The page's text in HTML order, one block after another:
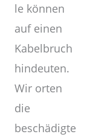
le können
auf einen
Kabelbruch
hindeuten.
Wir orten
die
beschädigte